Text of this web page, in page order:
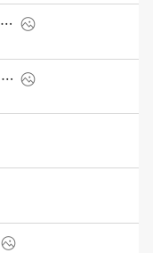
롤스로이스 Spectre Black Badge (2026)
쉐보레 Blazer EV.R NASCAR Concept (2025)